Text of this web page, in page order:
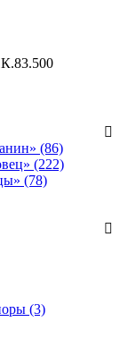
(86)
(222)
(78)
(3)